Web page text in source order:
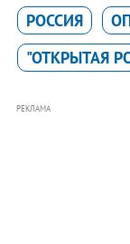
РОССИЯ
"ОТКРЫТАЯ
РЕКЛАМА